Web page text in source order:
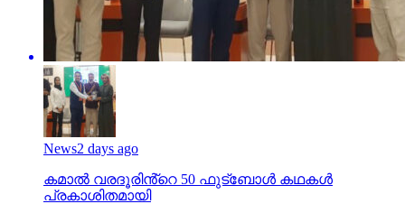
News2 days ago
കമാൽ വരദൂരിൻ്റെ 50 ഫുട്ബോൾ കഥകൾ
പ്രകാശിതമായി